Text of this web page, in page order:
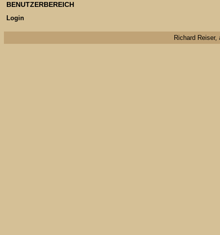
BENUTZERBEREICH
Login
Richard